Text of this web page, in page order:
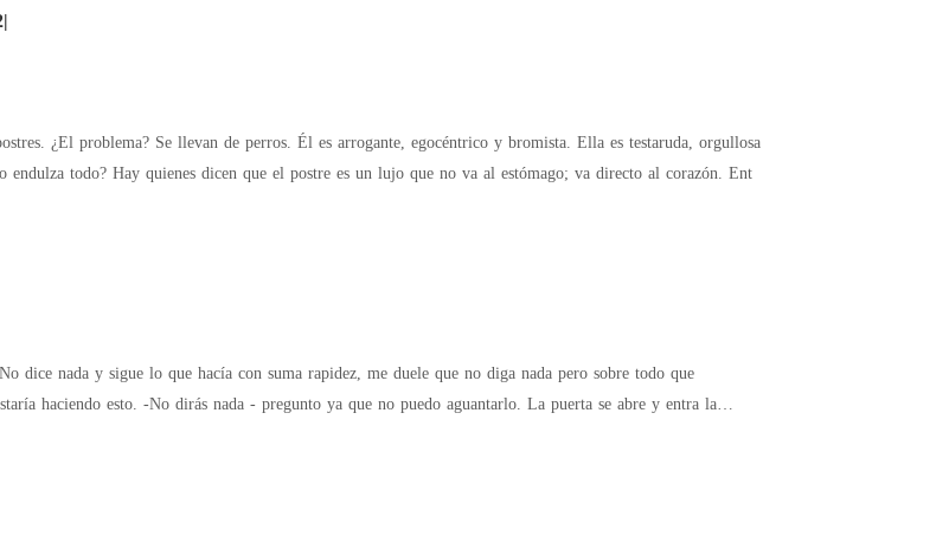
¿El problema? Se llevan de perros. Él es arrogante, egocéntrico y bromista. Ella es testaruda, orgullosa
endulza todo? Hay quienes dicen que el postre es un lujo que no va al estómago; va directo al corazón. Ent
aguantarlo. La puerta se abre y entra la